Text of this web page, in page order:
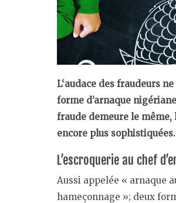
L‘audace des fraudeurs
forme d’arnaque
fraude demeure le
encore plus
L’escroquerie au chef
Aussi appelée « arnaque
hameçonnage »; deux